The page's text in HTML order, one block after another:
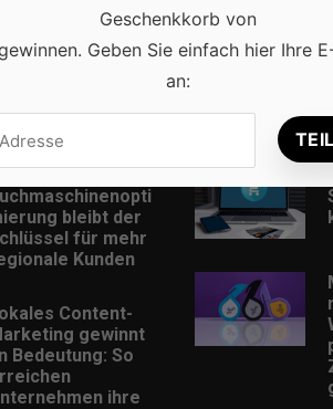
bleibt der
für mehr
Kunden
Content-
gewinnt
Bedeutung: So
ihre
Beliebt
Geschenkkorb von
Geben Sie einfach hier Ihre
an: